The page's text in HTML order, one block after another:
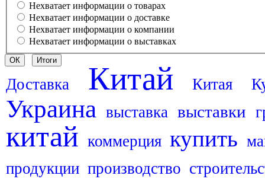
Нехватает информации о товарах
Нехватает информации о доставке
Нехватает информации о компании
Нехватает информации о выставках
Доставка Китай Китая
Украина выставка выставки
китай коммерция купить
продукции производство